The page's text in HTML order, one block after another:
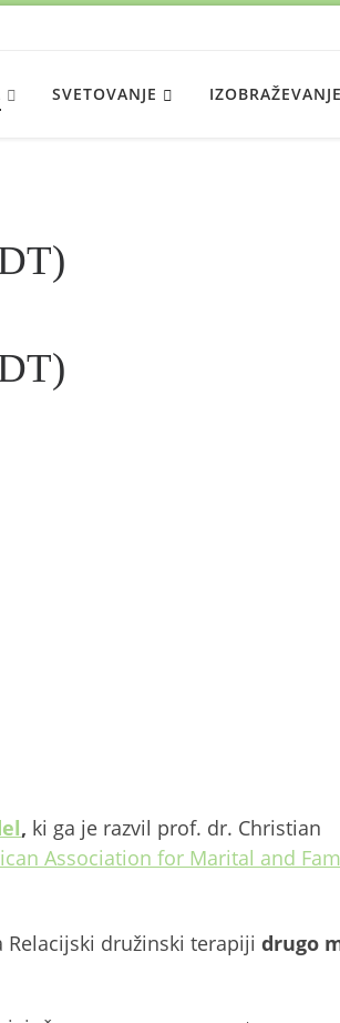
SVETOVANJE IZOBRAŽEVANJE
, ki ga je razvil prof. dr. Christian
Association for Marital and
Relacijski družinski terapiji drugo